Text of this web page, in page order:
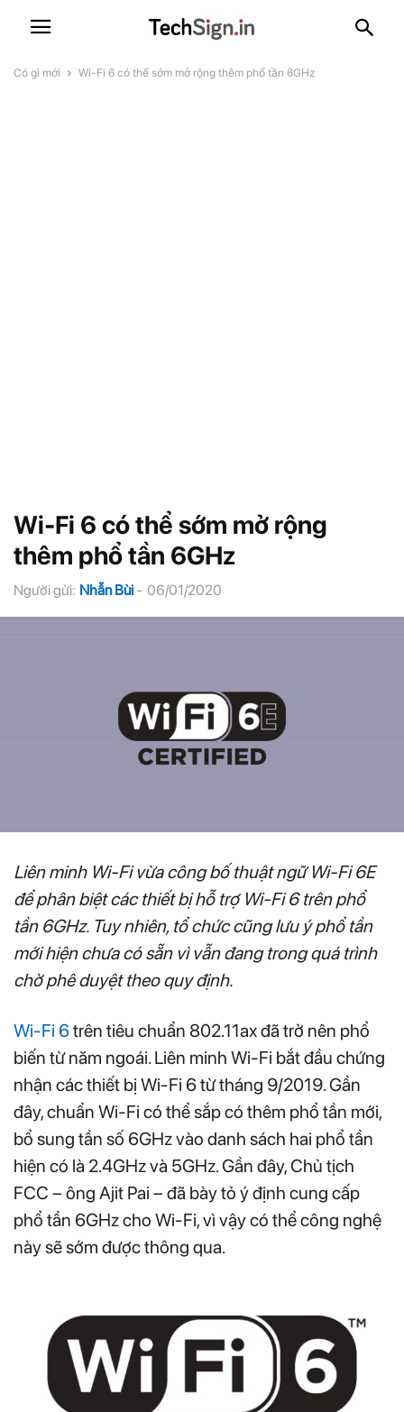
Có gì mới Wi-Fi 6 có thể sớm mở rộng thêm phổ tần 6GHz
Wi-Fi 6 có thể sớm mở rộng
thêm phổ tần 6GHz
Người gửi: Nhẫn Bùi - 06/01/2020
Liên minh Wi-Fi vừa công bố thuật ngữ Wi-Fi 6E
để phân biệt các thiết bị hỗ trợ Wi-Fi 6 trên phổ
tần 6GHz. Tuy nhiên, tổ chức cũng lưu ý phổ tần
mới hiện chưa có sẵn vì vẫn đang trong quá trình
chờ phê duyệt theo quy định.
Wi-Fi 6trên tiêu chuẩn 802.11ax đã trở nên phổ
biến từ năm ngoái. Liên minh Wi-Fi bắt đầu chứng
nhận các thiết bị Wi-Fi 6 từ tháng 9/2019. Gần
đây, chuẩn Wi-Fi có thể sắp có thêm phổ tần mới,
bổ sung tần số 6GHz vào danh sách hai phổ tần
hiện có là 2.4GHz và 5GHz. Gần đây, Chủ tịch
FCC – ông Ajit Pai – đã bày tỏ ý định cung cấp
phổ tần 6GHz cho Wi-Fi, vì vậy có thể công nghệ
này sẽ sớm được thông qua.